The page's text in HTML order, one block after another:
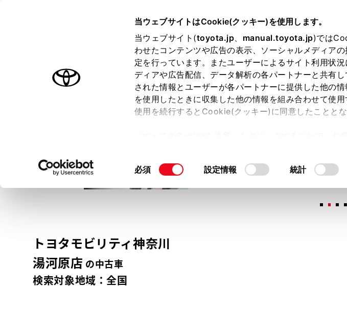
当ウェブサイトはCookie(クッキー)を使用します。
当ウェブサイト(toyota.jp、 manual.toyota.jp)では
わせたコンテンツや広告の表示、ソーシャルメディア
定を行っています。またユーザーによるサイト利用状
ディアや広告配信、データ解析の各パートナーと共有
された情報とユーザーが各パートナーに提供した他の
を使用したときに収集した他の情報を組み合わせて使
使用を続行するとCookie(クッキー)に同意したこととな
て」をご覧ください。
同
必須 設定情報 統計
オーナーサポート トピックス
トヨタ認定中古車
トヨタ認定中古車の魅力 3つの買い方 オンライン購入お気に入り 保存し
トヨタモビリティ神奈川
湯河原店 の中古車
検索対象地域：全国